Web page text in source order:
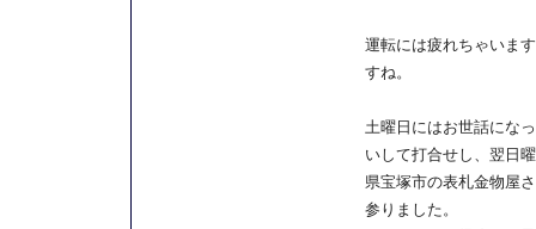
運転には疲れちゃいま
すね。
土曜日にはお世話にな
いして打合せし、翌日
県宝塚市の表札金物屋
参りました。